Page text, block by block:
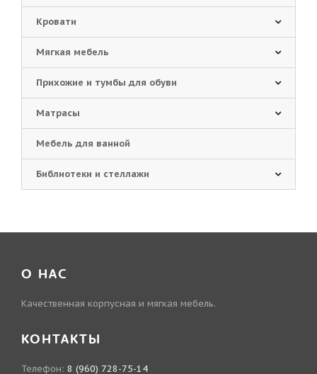
Кровати
Мягкая мебель
Прихожие и тумбы для обуви
Матрасы
Мебель для ванной
Библиотеки и стеллажи
О НАС
Качественная корпусная и мягкая мебель.
КОНТАКТЫ
Телефон: 8 (960) 728-75-14